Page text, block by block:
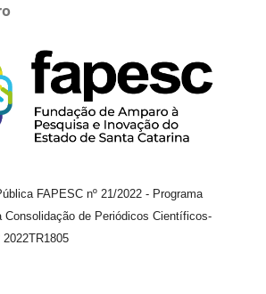
FAPESC nº 21/2022 - Programa
Consolidação de Periódicos Científicos-
2022TR1805